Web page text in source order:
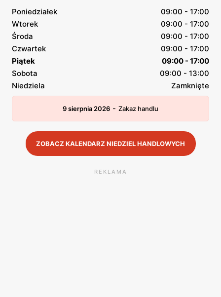
Poniedziałek
09:00 - 17:00
Wtorek
09:00 - 17:00
Środa
09:00 - 17:00
Czwartek
09:00 - 17:00
Piątek
09:00 - 17:00
Sobota
09:00 - 13:00
Niedziela
Zamknięte
9 sierpnia 2026 - Zakaz handlu
ZOBACZ KALENDARZ NIEDZIEL HANDLOWYCH
REKLAMA